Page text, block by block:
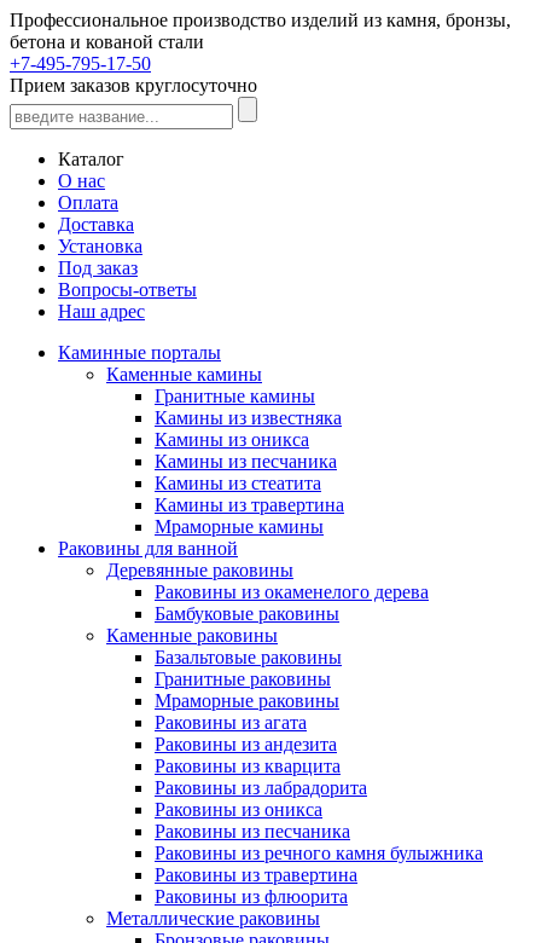
Профессиональное производство изделий из камня, бронзы,
бетона и кованой стали
+7-495-795-17-50
Прием заказов круглосуточно
Каталог
О нас
Оплата
Доставка
Установка
Под заказ
Вопросы-ответы
Наш адрес
Каминные порталы
Каменные камины
Гранитные камины
Камины из известняка
Камины из оникса
Камины из песчаника
Камины из стеатита
Камины из травертина
Мраморные камины
Раковины для ванной
Деревянные раковины
Раковины из окаменелого дерева
Бамбуковые раковины
Каменные раковины
Базальтовые раковины
Гранитные раковины
Мраморные раковины
Раковины из агата
Раковины из андезита
Раковины из кварцита
Раковины из лабрадорита
Раковины из оникса
Раковины из песчаника
Раковины из речного камня булыжника
Раковины из травертина
Раковины из флюорита
Металлические раковины